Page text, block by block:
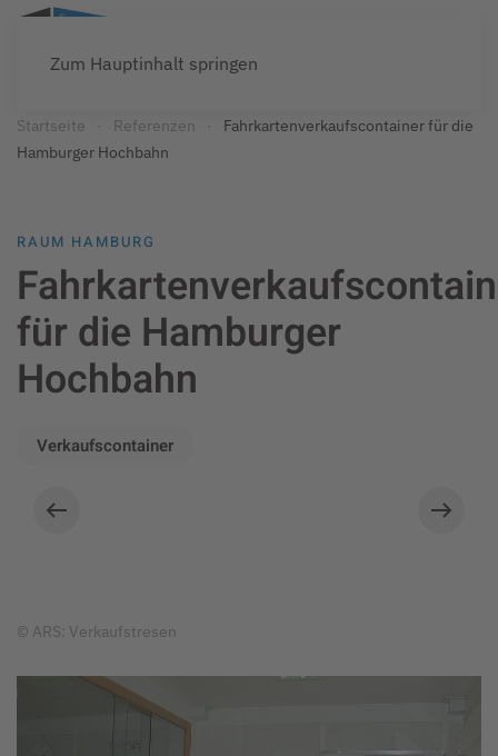
Zum Hauptinhalt springen
Startseite Referenzen
Fahrkartenverkaufscontainer für die
Hamburger Hochbahn
RAUM HAMBURG
für die Hamburger
Hochbahn
Verkaufscontainer
© ARS: Verkaufstresen